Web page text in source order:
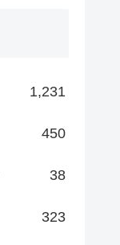
1,231
450
38
323